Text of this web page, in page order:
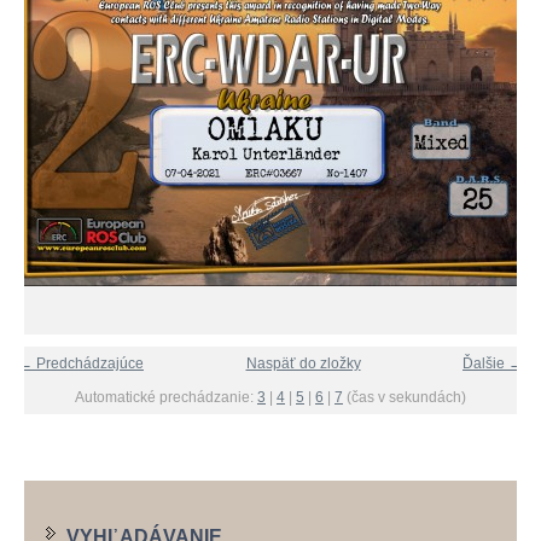
← Predchádzajúce Ďalšie →
Naspäť do zložky
Automatické prechádzanie: 3 4 5 6 7 (čas v sekundách)
VYHĽADÁVANIE